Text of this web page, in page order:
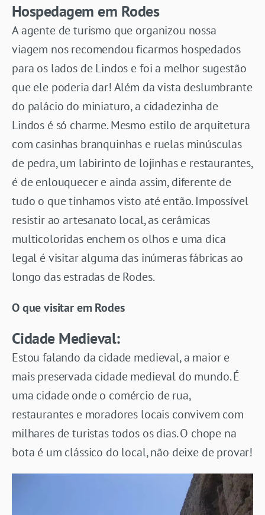
Hospedagem em Rodes
A agente de turismo que organizou nossa
viagem nos recomendou ficarmos hospedados
para os lados de Lindos e foi a melhor sugestão
que ele poderia dar! Além da vista deslumbrante
do palácio do miniaturo, a cidadezinha de
Lindos é só charme. Mesmo estilo de arquitetura
com casinhas branquinhas e ruelas minúsculas
de pedra, um labirinto de lojinhas e restaurantes,
é de enlouquecer e ainda assim, diferente de
tudo o que tínhamos visto até então. Impossível
resistir ao artesanato local, as cerâmicas
multicoloridas enchem os olhos e uma dica
legal é visitar alguma das inúmeras fábricas ao
longo das estradas de Rodes.
O que visitar em Rodes
Cidade Medieval:
Estou falando da cidade medieval, a maior e
mais preservada cidade medieval do mundo. É
uma cidade onde o comércio de rua,
restaurantes e moradores locais convivem com
milhares de turistas todos os dias. O chope na
bota é um clássico do local, não deixe de provar!